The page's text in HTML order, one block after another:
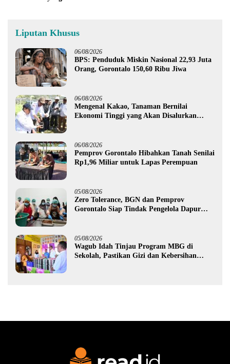
Liputan Khusus
06/08/2026
BPS: Penduduk Miskin Nasional 22,93 Juta
Orang, Gorontalo 150,60 Ribu Jiwa
06/08/2026
Mengenal Kakao, Tanaman Bernilai
Ekonomi Tinggi yang Akan Disalurkan
06/08/2026
Pemprov Gorontalo Hibahkan Tanah Senilai
Rp1,96 Miliar untuk Lapas Perempuan
05/08/2026
Zero Tolerance, BGN dan Pemprov
Gorontalo Siap Tindak Pengelola Dapur
05/08/2026
Wagub Idah Tinjau Program MBG di
Sekolah, Pastikan Gizi dan Kebersihan